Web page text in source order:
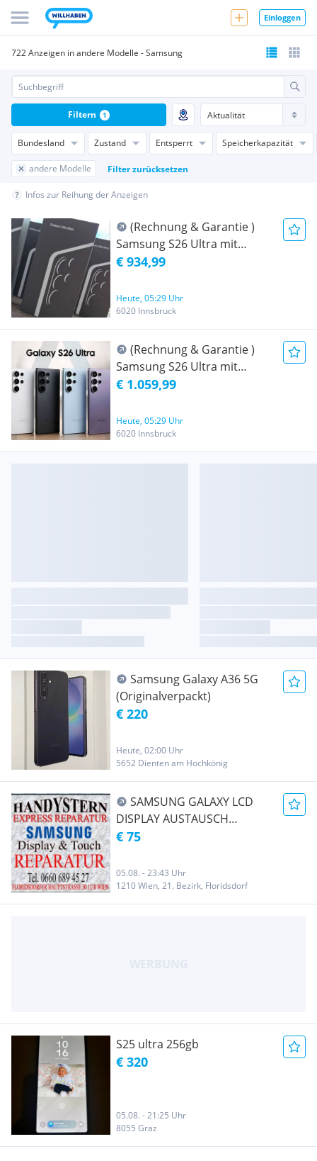
Einloggen
722 Anzeigen in andere Modelle - Samsung
Bundesland Zustand Entsperrt Speicherkapazität
andere Modelle Filter zurücksetzen
Filtern 1
Infos zur Reihung der Anzeigen
(Rechnung & Garantie )
Samsung S26 Ultra mit
256GB Speicher und Dual-
Shop erhältlich.
€ 934,99
Heute, 05:29 Uhr
6020 Innsbruck
(Rechnung & Garantie )
Samsung S26 Ultra mit
512GB Speicher und Dual-
Shop erhältlich.
€ 1.059,99
Heute, 05:29 Uhr
6020 Innsbruck
Samsung Galaxy A36 5G
(Originalverpackt)
€ 220
Heute, 02:00 Uhr
5652 Dienten am Hochkönig
SAMSUNG GALAXY LCD
DISPLAY AUSTAUSCH
REPRATUR ! BEI
€ 75
05.08. - 23:43 Uhr
1210 Wien, 21. Bezirk, Floridsdorf
S25 ultra 256gb
€ 320
05.08. - 21:25 Uhr
8055 Graz